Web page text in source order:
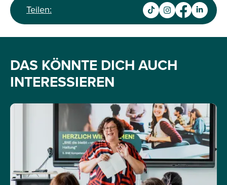
Teilen:
DAS KÖNNTE DICH AUCH
INTERESSIEREN